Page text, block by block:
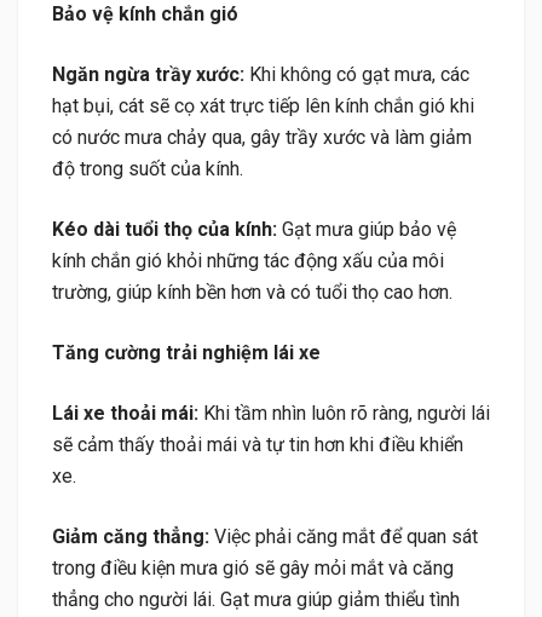
Bảo vệ kính chắn gió
Ngăn ngừa trầy xước: Khi không có gạt mưa, các
hạt bụi, cát sẽ cọ xát trực tiếp lên kính chắn gió khi
có nước mưa chảy qua, gây trầy xước và làm giảm
độ trong suốt của kính.
Kéo dài tuổi thọ của kính: Gạt mưa giúp bảo vệ
kính chắn gió khỏi những tác động xấu của môi
trường, giúp kính bền hơn và có tuổi thọ cao hơn.
Tăng cường trải nghiệm lái xe
Lái xe thoải mái: Khi tầm nhìn luôn rõ ràng, người lái
sẽ cảm thấy thoải mái và tự tin hơn khi điều khiển
xe.
Giảm căng thẳng: Việc phải căng mắt để quan sát
trong điều kiện mưa gió sẽ gây mỏi mắt và căng
thẳng cho người lái. Gạt mưa giúp giảm thiểu tình